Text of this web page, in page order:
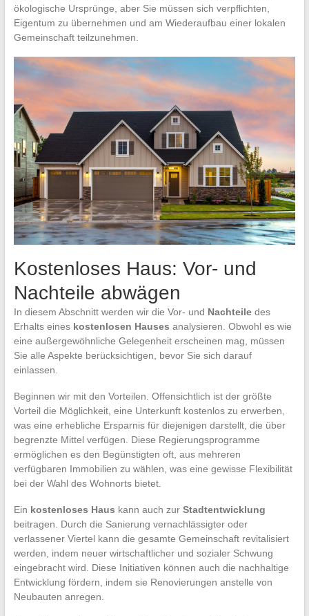
ökologische Ursprünge, aber Sie müssen sich verpflichten,
Eigentum zu übernehmen und am Wiederaufbau einer lokalen
Gemeinschaft teilzunehmen.
Kostenloses Haus: Vor- und
Nachteile abwägen
In diesem Abschnitt werden wir die Vor- und Nachteiledes
Erhalts eines kostenlosen Hauses analysieren. Obwohl es wie
eine außergewöhnliche Gelegenheit erscheinen mag, müssen
Sie alle Aspekte berücksichtigen, bevor Sie sich darauf
einlassen.
Beginnen wir mit den Vorteilen. Offensichtlich ist der größte
Vorteil die Möglichkeit, eine Unterkunft kostenlos zu erwerben,
was eine erhebliche Ersparnis für diejenigen darstellt, die über
begrenzte Mittel verfügen. Diese Regierungsprogramme
ermöglichen es den Begünstigten oft, aus mehreren
verfügbaren Immobilien zu wählen, was eine gewisse Flexibilität
bei der Wahl des Wohnorts bietet.
Ein kostenloses Haus kann auch zur Stadtentwicklung
beitragen. Durch die Sanierung vernachlässigter oder
verlassener Viertel kann die gesamte Gemeinschaft revitalisiert
werden, indem neuer wirtschaftlicher und sozialer Schwung
eingebracht wird. Diese Initiativen können auch die nachhaltige
Entwicklung fördern, indem sie Renovierungen anstelle von
Neubauten anregen.